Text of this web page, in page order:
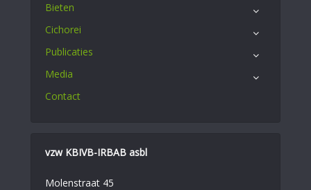
Bieten
Cichorei
Publicaties
Media
Contact
vzw KBIVB-IRBAB asbl
Molenstraat 45